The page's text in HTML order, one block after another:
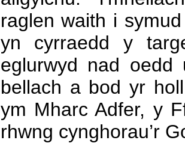
raglen waith i
yn cyrraedd y
eglurwyd nad oedd
bellach a bod yr
ym Mharc Adfer, y
rhwng cynghorau’r